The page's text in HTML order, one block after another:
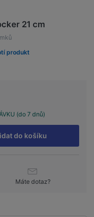
21 cm
produkt
(do 7 dnů)
do košíku
Máte dotaz?